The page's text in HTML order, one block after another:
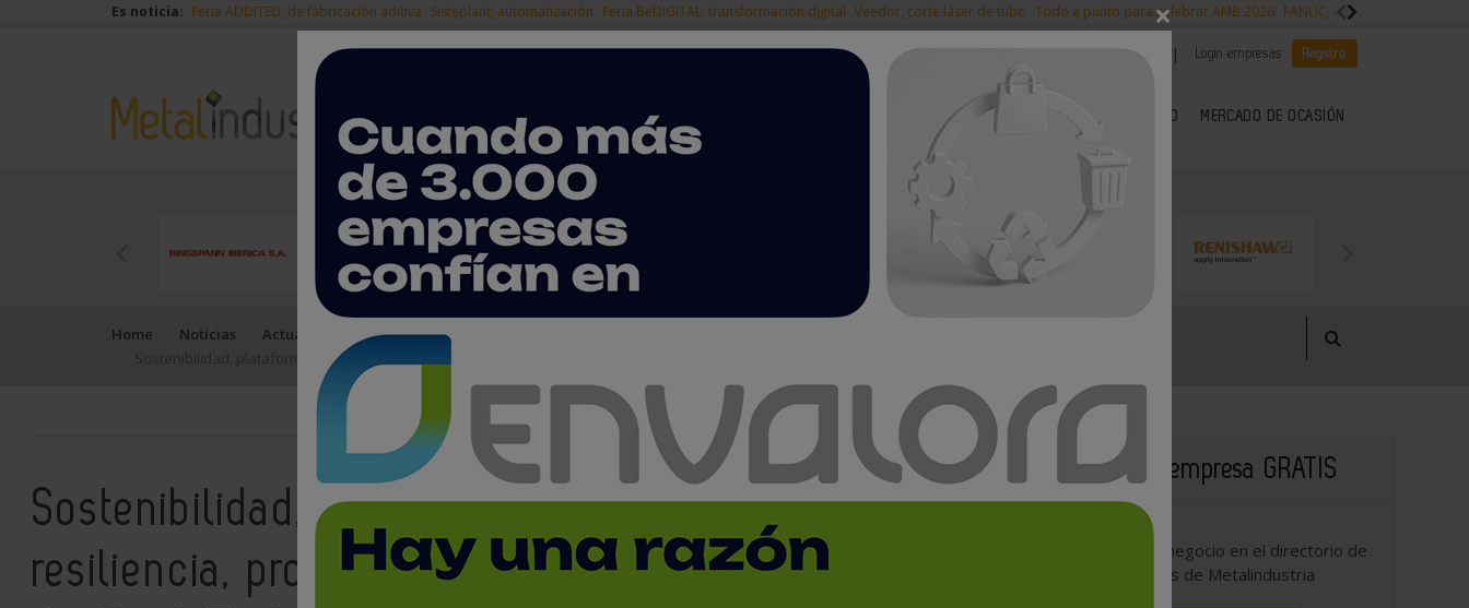
Es noticia: Feria ADDITED, de fabricación aditiva Sisteplant, automatización Feria BeDIGITAL: transformación digital Veedor, corte láser de tubo Todo a punto para celebrar AMB 2026 FANUC, colaboración con
| Es noticia | CANAL EMPLEO | Login empresas Registro
NOTICIAS PRODUCTOS EMPRESAS DEL SECTOR DEL METAL KIOSCO MERCADO DE OCASIÓN
Home Noticias
Actualidad
Sostenibilidad, plataformas colaborativas y resiliencia, protagonistas de la segunda edición de Steel Tech
Sostenibilidad, plataformas colaborativas y
resiliencia, protagonistas de la segunda edición
Publique su empresa GRATIS
Promocione su negocio en el directorio de
empresas de Metalindustria
×